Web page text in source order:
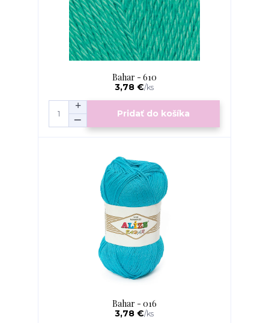
Bahar - 610
3,78 €/ks
Pridať do košíka
Bahar - 016
3,78 €/ks